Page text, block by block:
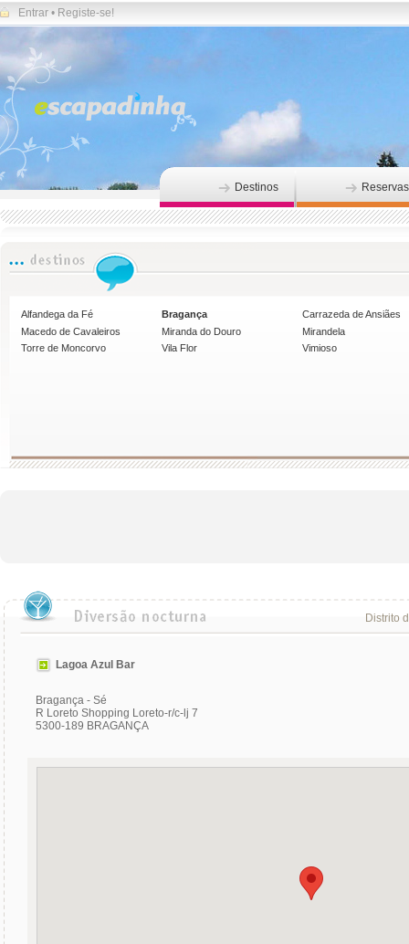
Entrar • Registe-se!
Destinos Reservas
Alfandega da Fé Bragança
Carrazeda de Ansiães
Macedo de Cavaleiros
Miranda do Douro
Mirandela
Torre de Moncorvo
Vila Flor Vimioso
Distrito
Lagoa Azul Bar
Bragança - Sé
R Loreto Shopping Loreto-r/c-lj 7
5300-189 BRAGANÇA